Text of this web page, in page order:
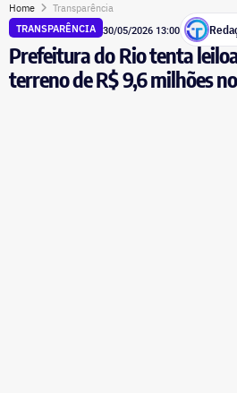
Home Transparência
TRANSPARÊNCIA 30/05/2026 13:00
Prefeitura do Rio tenta
terreno de R$ 9,6 milhões